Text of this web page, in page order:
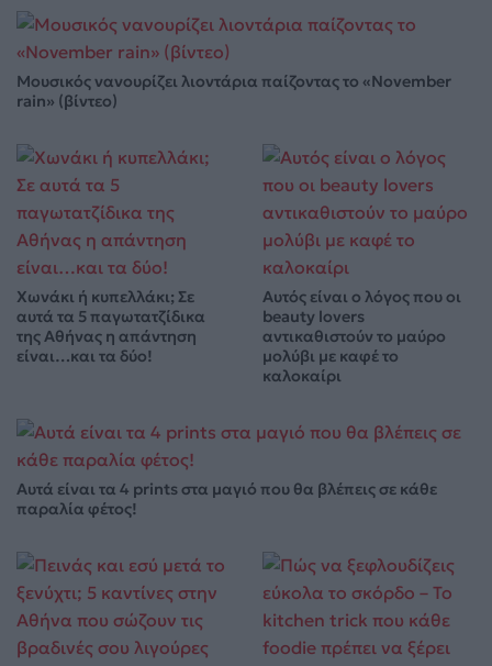
Μουσικός νανουρίζει λιοντάρια παίζοντας το «November
rain» (βίντεο)
Χωνάκι ή κυπελλάκι; Σε
αυτά τα 5 παγωτατζίδικα
της Αθήνας η απάντηση
είναι…και τα δύο!
Αυτός είναι ο λόγος που οι
beauty lovers
αντικαθιστούν το μαύρο
μολύβι με καφέ το
καλοκαίρι
Αυτά είναι τα 4 prints στα μαγιό που θα βλέπεις σε κάθε
παραλία φέτος!